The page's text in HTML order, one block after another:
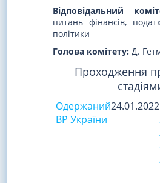
Відповідальний
питань фінансів,
політики
Голова комітету: Д.
Проходження
Одержаний
ВР України
24.01.2022